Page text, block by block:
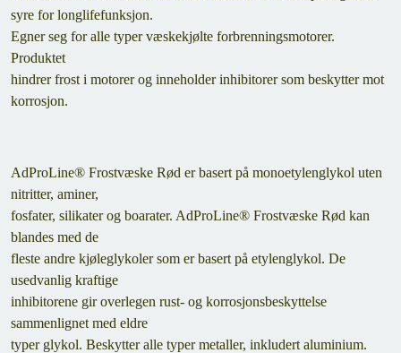
syre for longlifefunksjon.
Egner seg for alle typer væskekjølte forbrenningsmotorer.
Produktet
hindrer frost i motorer og inneholder inhibitorer som beskytter mot
korrosjon.
AdProLine® Frostvæske Rød er basert på monoetylenglykol uten
nitritter, aminer,
fosfater, silikater og boarater. AdProLine® Frostvæske Rød kan
blandes med de
fleste andre kjøleglykoler som er basert på etylenglykol. De
usedvanlig kraftige
inhibitorene gir overlegen rust- og korrosjonsbeskyttelse
sammenlignet med eldre
typer glykol. Beskytter alle typer metaller, inkludert aluminium.